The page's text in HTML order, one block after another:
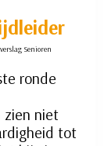
Senioren
ronde
zien niet
tot